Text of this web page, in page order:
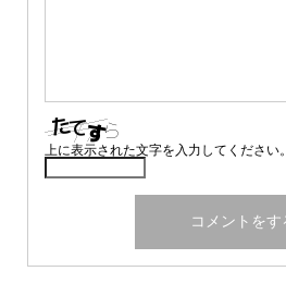
上に表示された文字を入力してください。